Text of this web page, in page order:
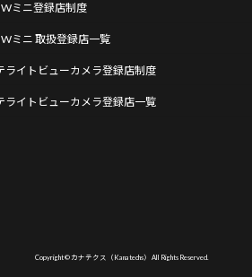
ミニ登録店制度
ミニ 取扱登録店一覧
ライトビューカメラ登録店制度
ライトビューカメラ登録店一覧
Copyright © カナテクス（Kanatechs） All Rights Reserved.